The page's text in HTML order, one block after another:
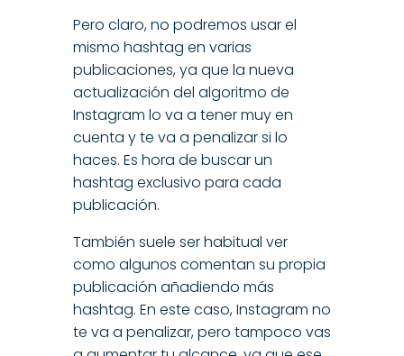
Pero claro, no podremos usar el
mismo hashtag en varias
publicaciones, ya que la nueva
actualización del algoritmo de
Instagram lo va a tener muy en
cuenta y te va a penalizar si lo
haces. Es hora de buscar un
hashtag exclusivo para cada
publicación.
También suele ser habitual ver
como algunos comentan su propia
publicación añadiendo más
hashtag. En este caso, Instagram no
te va a penalizar, pero tampoco vas